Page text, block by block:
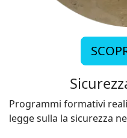
Programmi formativi
legge sulla la sicurezza